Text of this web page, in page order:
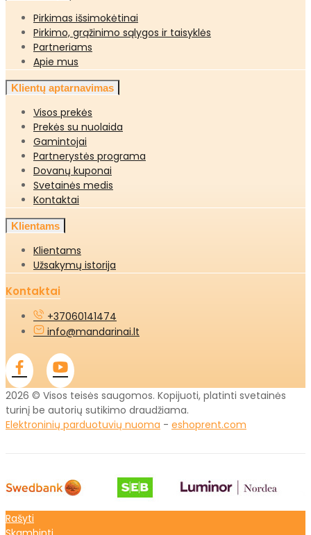
Pirkimas išsimokėtinai
Pirkimo, grąžinimo sąlygos ir taisyklės
Partneriams
Apie mus
Klientų aptarnavimas
Visos prekės
Prekės su nuolaida
Gamintojai
Partnerystės programa
Dovanų kuponai
Svetainės medis
Kontaktai
Klientams
Klientams
Užsakymų istorija
Kontaktai
+37060141474
info@mandarinai.lt
2026 © Visos teisės saugomos. Kopijuoti, platinti svetainės
turinį be autorių sutikimo draudžiama.
Elektroninių parduotuvių nuoma - eshoprent.com
Rašyti